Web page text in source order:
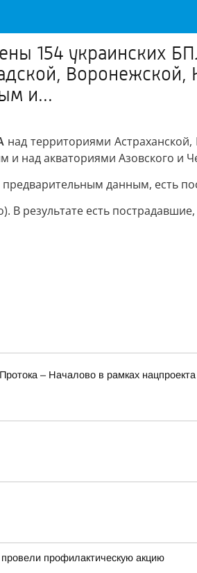
154 украинских
и...
над территориями
и над акваториями Азовского и
данным, есть
результате есть
– Началово в рамках
профилактическую акцию